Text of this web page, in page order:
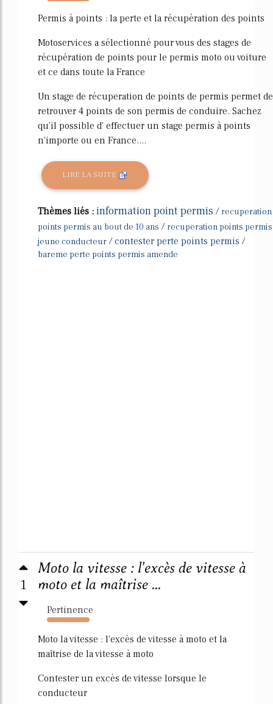
16768%
Permis à points : la perte et la récupération des points
Motoservices a sélectionné pour vous des stages de
récupération de points pour le permis moto ou voiture
et ce dans toute la France
Un stage de récuperation de points de permis permet de
retrouver 4 points de son permis de conduire. Sachez
qu'il possible d' effectuer un stage permis à points
n'importe ou en France....
LIRE LA SUITE
Thèmes liés : information point permis / recuperation
points permis au bout de 10 ans / recuperation points permis
jeune conducteur /contester perte points permis /
bareme perte points permis amende
1
Moto la vitesse : l'excès de vitesse à
moto et la maîtrise ...
Pertinence
12560%
Moto la vitesse : l'excès de vitesse à moto et la
maîtrise de la vitesse à moto
Contester un excès de vitesse lorsque le
conducteur